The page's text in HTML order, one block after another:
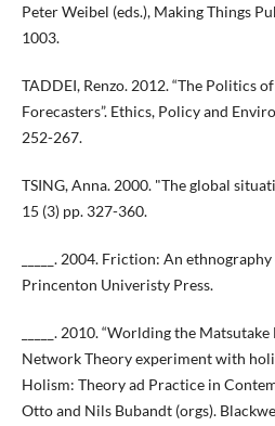
Peter Weibel (eds.), Making Things
1003.
TADDEI, Renzo. 2012. “The Politics
Forecasters”. Ethics, Policy and
252-267.
TSING, Anna. 2000. "The global
15 (3) pp. 327-360.
_____. 2004. Friction: An
Princenton Univeristy Press.
_____. 2010. “Worlding the
Network Theory experiment with
Holism: Theory ad Practice in
Otto and Nils Bubandt (orgs).